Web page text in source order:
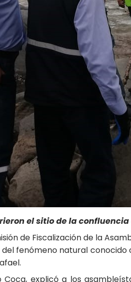
el sitio de la
de Fiscalización de la
fenómeno natural
Coca, explicó a los